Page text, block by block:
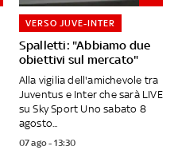
Spalletti: "Abbiamo due
obiettivi sul mercato"
VERSO JUVE-INTER
Alla vigilia dell'amichevole tra
Juventus e Inter che sarà LIVE
su Sky Sport Uno sabato 8
agosto...
07 ago - 13:30